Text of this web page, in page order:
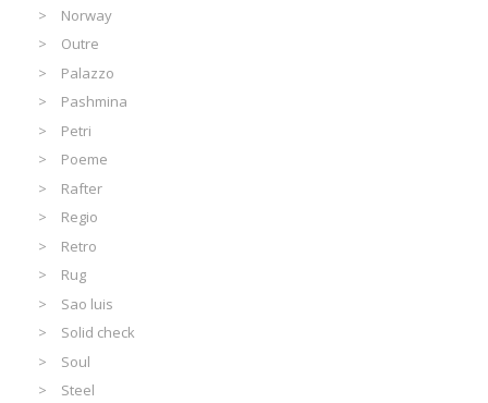
Norway
Outre
Palazzo
Pashmina
Petri
Poeme
Rafter
Regio
Retro
Rug
Sao luis
Solid check
Soul
Steel